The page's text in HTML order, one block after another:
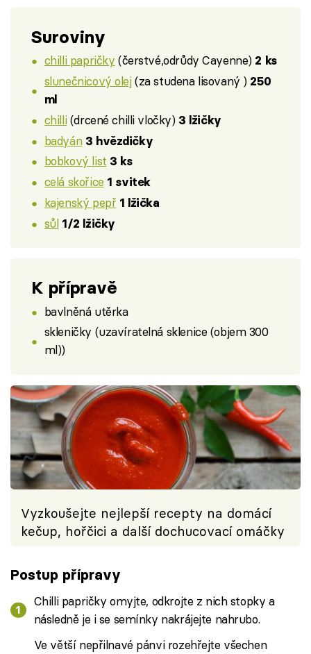
Suroviny
chilli papričky (čerstvé,odrůdy Cayenne) 2 ks
slunečnicový olej(za studena lisovaný ) 250
ml
chilli(drcené chilli vločky) 3 lžičky
badyán 3 hvězdičky
bobkový list 3 ks
celá skořice 1 svitek
kajenský pepř 1 lžička
sůl 1/2 lžičky
K přípravě
bavlněná utěrka
skleničky (uzavíratelná sklenice (objem 300
ml))
Vyzkoušejte nejlepší recepty na domácí
kečup, hořčici a další dochucovací omáčky
Postup přípravy
Chilli papričky omyjte, odkrojte z nich stopky a
následně je i se semínky nakrájejte nahrubo.
Ve větší nepřilnavé pánvi rozehřejte všechen